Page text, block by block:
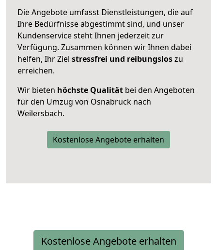
Die Angebote umfasst Dienstleistungen, die auf
Ihre Bedürfnisse abgestimmt sind, und unser
Kundenservice steht Ihnen jederzeit zur
Verfügung. Zusammen können wir Ihnen dabei
helfen, Ihr Ziel stressfrei und reibungsloszu
erreichen.
Wir bieten höchste Qualität bei den Angeboten
für den Umzug von Osnabrück nach
Weilersbach.
Kostenlose Angebote erhalten
Kostenlose Angebote erhalten